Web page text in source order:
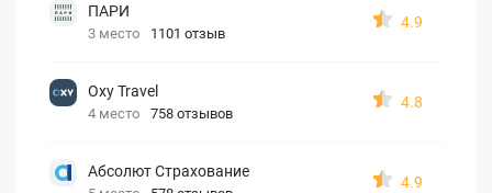
ПАРИ
3 место 1101 отзыв
4.9
Oxy Travel
4 место 758 отзывов
4.8
Абсолют Страхование
4.9